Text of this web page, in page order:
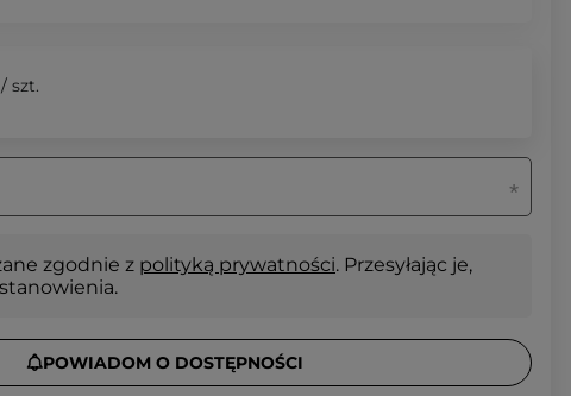
/ szt.
zgodnie z polityką prywatności. Przesyłając je,
POWIADOM O DOSTĘPNOŚCI